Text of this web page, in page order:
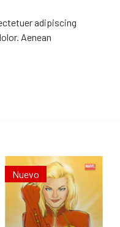
adipiscing
Aenean
Nuevo